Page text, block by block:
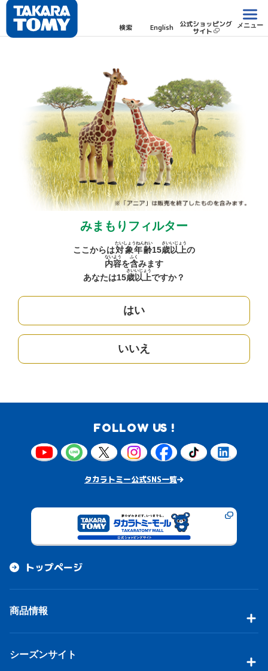
検索 English 公式ショッピング
サイト
メニュー
みまもりフィルター
ここからは対象年齢
たいしょうねんれい
15歳
さい
以上
いじょう
の
内容
ないよう
を含
ふく
みます
あなたは15歳
さい
以上
いじょう
ですか？
はい
いいえ
FOLLOW US !
タカラトミー公式SNS一覧
トップページ
商品情報
シーズンサイト